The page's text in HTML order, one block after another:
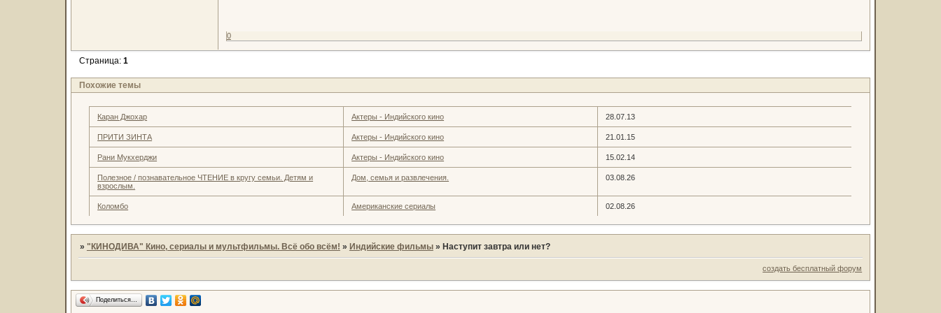
0
Страница: 1
Похожие темы
Каран Джохар Актеры - Индийского кино 28.07.13
ПРИТИ ЗИНТА Актеры - Индийского кино 21.01.15
Рани Мукхерджи Актеры - Индийского кино 15.02.14
Полезное / познавательное ЧТЕНИЕ в кругу семьи. Детям и
взрослым.
Дом, семья и развлечения. 03.08.26
Коломбо Американские сериалы 02.08.26
» "КИНОДИВА" Кино, сериалы и мультфильмы. Всё обо всём! » Индийские фильмы » Наступит завтра или нет?
создать бесплатный форум
Поделиться…